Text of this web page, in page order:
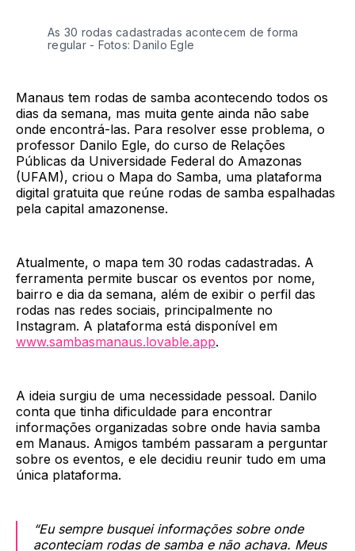
As 30 rodas cadastradas acontecem de forma
regular - Fotos: Danilo Egle
Manaus tem rodas de samba acontecendo todos os
dias da semana, mas muita gente ainda não sabe
onde encontrá-las. Para resolver esse problema, o
professor Danilo Egle, do curso de Relações
Públicas da Universidade Federal do Amazonas
(UFAM), criou o Mapa do Samba, uma plataforma
digital gratuita que reúne rodas de samba espalhadas
pela capital amazonense.
Atualmente, o mapa tem 30 rodas cadastradas. A
ferramenta permite buscar os eventos por nome,
bairro e dia da semana, além de exibir o perfil das
rodas nas redes sociais, principalmente no
Instagram. A plataforma está disponível em
www.sambasmanaus.lovable.app.
A ideia surgiu de uma necessidade pessoal. Danilo
conta que tinha dificuldade para encontrar
informações organizadas sobre onde havia samba
em Manaus. Amigos também passaram a perguntar
sobre os eventos, e ele decidiu reunir tudo em uma
única plataforma.
“Eu sempre busquei informações sobre onde
aconteciam rodas de samba e não achava. Meus